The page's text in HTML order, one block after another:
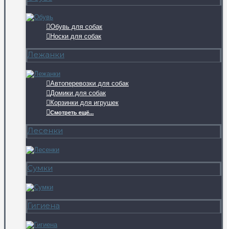
Обувь для собак
Носки для собак
Лежанки
Автоперевозки для собак
Домики для собак
Корзинки для игрушек
Смотреть ещё...
Лесенки
Сумки
Гигиена